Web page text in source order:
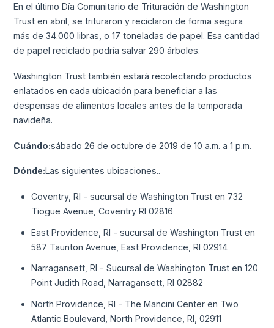
En el último Día Comunitario de Trituración de Washington
Trust en abril, se trituraron y reciclaron de forma segura
más de 34.000 libras, o 17 toneladas de papel. Esa cantidad
de papel reciclado podría salvar 290 árboles.
Washington Trust también estará recolectando productos
enlatados en cada ubicación para beneficiar a las
despensas de alimentos locales antes de la temporada
navideña.
Cuándo:sábado 26 de octubre de 2019 de 10 a.m. a 1 p.m.
Dónde:Las siguientes ubicaciones..
Coventry, RI - sucursal de Washington Trust en 732
Tiogue Avenue, Coventry RI 02816
East Providence, RI - sucursal de Washington Trust en
587 Taunton Avenue, East Providence, RI 02914
Narragansett, RI - Sucursal de Washington Trust en 120
Point Judith Road, Narragansett, RI 02882
North Providence, RI - The Mancini Center en Two
Atlantic Boulevard, North Providence, RI, 02911